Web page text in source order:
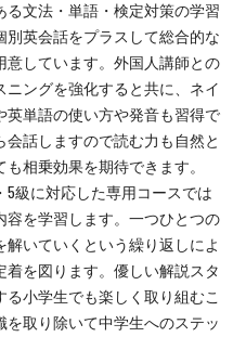
文法・単語・検定対策の学習
英会話をプラスして総合的な
しています。外国人講師との
ングを強化すると共に、ネイ
単語の使い方や発音も習得で
話しますので読む力も自然と
相乗効果を期待できます。
5級に対応した専用コースでは
を学習します。一つひとつの
いていくという繰り返しによ
を図ります。優しい解説スタ
小学生でも楽しく取り組むこ
取り除いて中学生へのステッ